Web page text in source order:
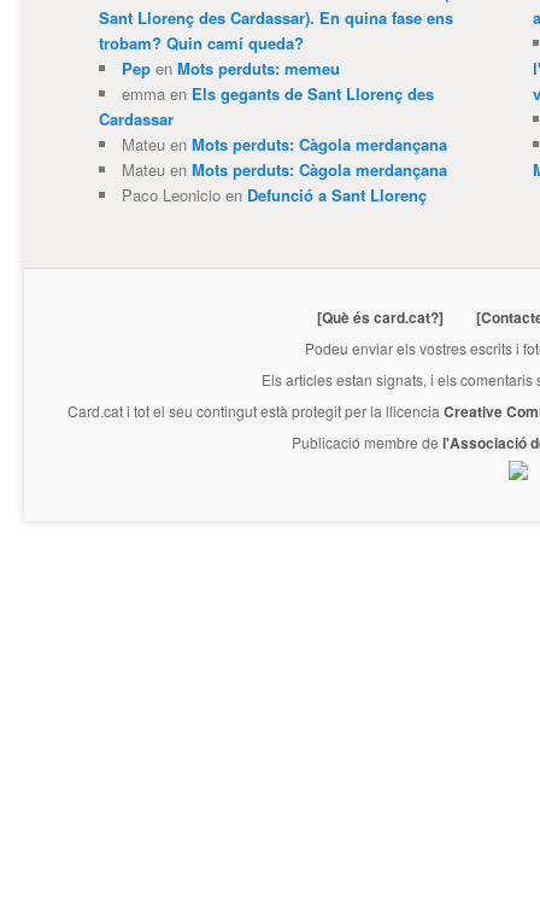
Sant Llorenç des Cardassar). En quina fase ens
trobam? Quin camí queda?
Pepen Mots perduts: memeu
emmaen Els gegants de Sant Llorenç des
Cardassar
Mateuen Mots perduts: Càgola merdançana
Mateuen Mots perduts: Càgola merdançana
Paco Leonicioen Defunció a Sant Llorenç
[Què és card.cat?]
Podeu enviar els vostres escrits i
Els articles estan signats, i els
Card.cati tot el seu contingut està protegit per la llicencia Creative
Publicació membre de l'Associació